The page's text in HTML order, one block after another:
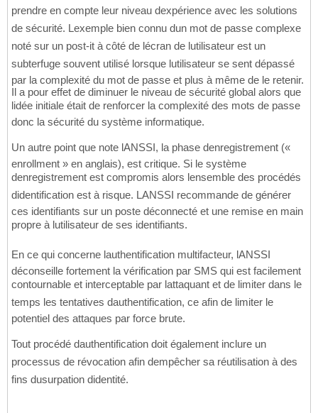
prendre en compte leur niveau dexpérience avec les solutions
de sécurité. Lexemple bien connu dun mot de passe complexe
noté sur un post-it à côté de lécran de lutilisateur est un
subterfuge souvent utilisé lorsque lutilisateur se sent dépassé
par la complexité du mot de passe et plus à même de le retenir.
Il a pour effet de diminuer le niveau de sécurité global alors que
lidée initiale était de renforcer la complexité des mots de passe
donc la sécurité du système informatique.
Un autre point que note lANSSI, la phase denregistrement («
enrollment » en anglais), est critique. Si le système
denregistrement est compromis alors lensemble des procédés
didentification est à risque. LANSSI recommande de générer
ces identifiants sur un poste déconnecté et une remise en main
propre à lutilisateur de ses identifiants.
En ce qui concerne lauthentification multifacteur, lANSSI
déconseille fortement la vérification par SMS qui est facilement
contournable et interceptable par lattaquant et de limiter dans le
temps les tentatives dauthentification, ce afin de limiter le
potentiel des attaques par force brute.
Tout procédé dauthentification doit également inclure un
processus de révocation afin dempêcher sa réutilisation à des
fins dusurpation didentité.